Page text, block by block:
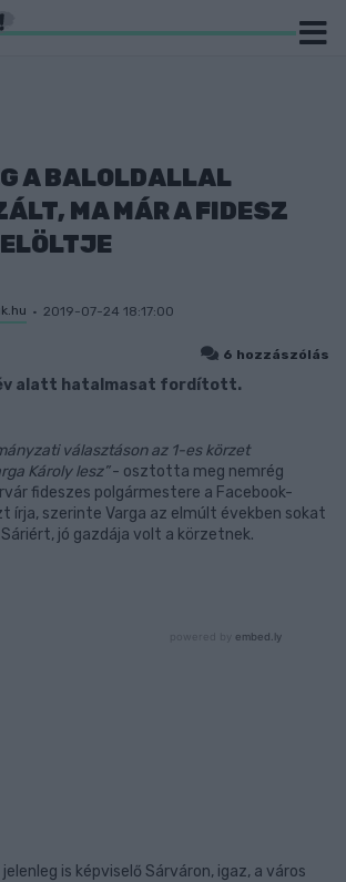
A BALOLDALLAL
MA MÁR A FIDESZ
2019-07-24 18:17:00
6 hozzászólás
alatt hatalmasat fordított.
választáson az 1-es körzet
Károly lesz”- osztotta meg nemrég
fideszes polgármestere a Facebook-
írja, szerinte Varga az elmúlt években sokat
jó gazdája volt a körzetnek.
jelenleg is képviselő Sárváron, igaz, a város